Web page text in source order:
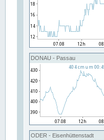
DONAU - Passau
ODER - Eisenhüttenstadt